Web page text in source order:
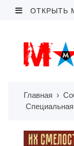
ОТКРЫТЬ
Главная ›